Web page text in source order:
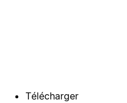
Télécharger